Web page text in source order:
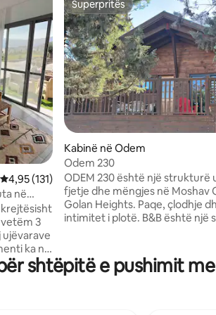
Vlerësimi mesatar 4,95 nga 5, 131 vlerësime
4,95 (131)
në
3
ka një
elektrik,
Superpritës
Superpritës
Kabinë në Odem
Odem 230
ODEM 230 është një strukturë
fjetje dhe mëngjes në Moshav
Golan Heights. Paqe, çlodhje
intimitet i plotë. B&B është një
një vaskë me hidromasazh
madhe dhe e përkëdhelur që
shtëpitë e pushimit